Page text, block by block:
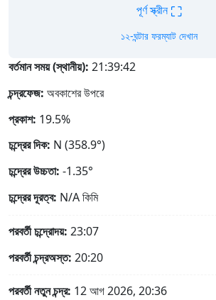
পূর্ণ স্ক্রীন⛶
১২-ঘন্টার ফরম্যাট দেখান
বর্তমান সময় (স্থানীয়): 21:39:43
চন্দ্রফেজ: অবকাশের উপরে
প্রকাশ: 19.5%
চন্দ্রের দিক: N (358.9°)
চন্দ্রের উচ্চতা: -1.35°
চন্দ্রের দূরত্ব: N/Aকিমি
পরবর্তী চন্দ্রোদয়: 23:07
পরবর্তী চন্দ্রঅস্ত: 20:20
পরবর্তী নতুন চন্দ্র: 12 আগ 2026, 20:36